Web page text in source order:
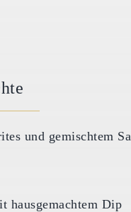
und gemischtem
hausgemachtem Dip